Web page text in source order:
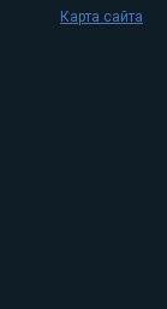
Карта сайта